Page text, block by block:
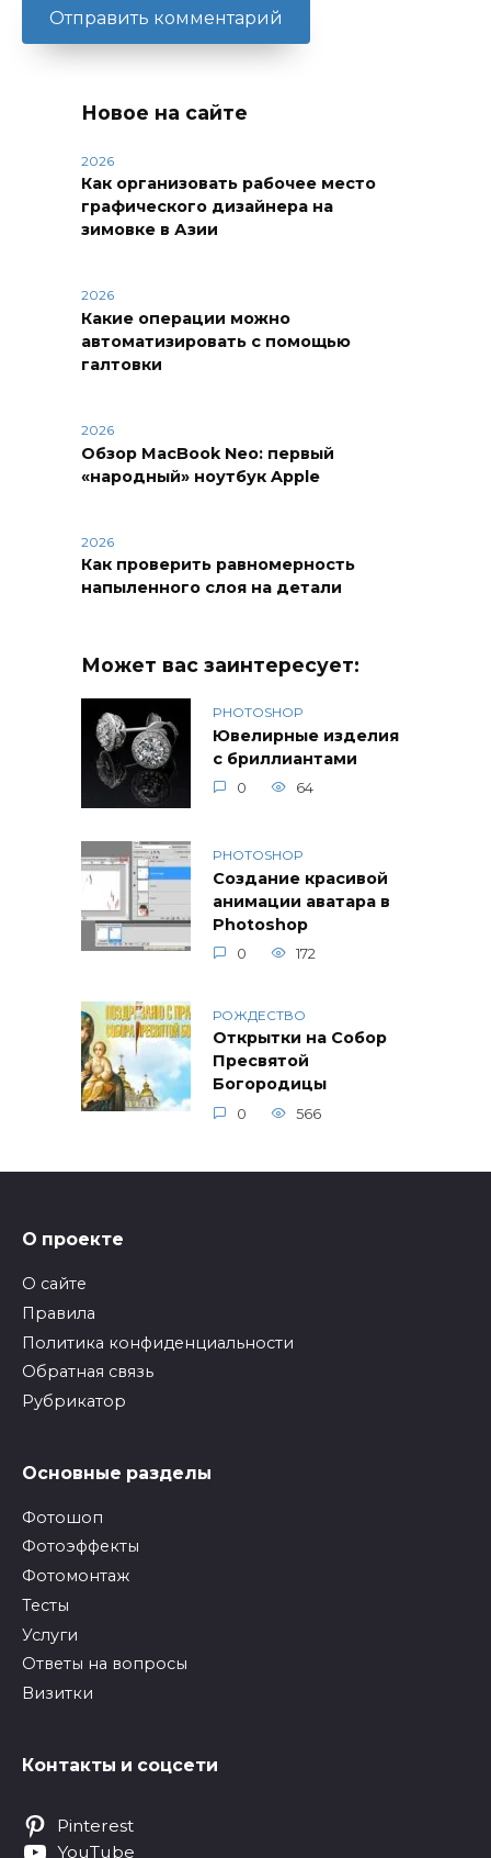
Новое на сайте
2026
Как организовать рабочее место
графического дизайнера на
зимовке в Азии
2026
Какие операции можно
автоматизировать с помощью
галтовки
2026
Обзор MacBook Neo: первый
«народный» ноутбук Apple
2026
Как проверить равномерность
напыленного слоя на детали
Может вас заинтересует:
PHOTOSHOP
Ювелирные изделия
с бриллиантами
0 64
PHOTOSHOP
Создание красивой
анимации аватара в
Photoshop
0 172
РОЖДЕСТВО
Открытки на Собор
Пресвятой
Богородицы
0 566
О проекте
О сайте
Правила
Политика конфиденциальности
Обратная связь
Рубрикатор
Основные разделы
Фотошоп
Фотоэффекты
Фотомонтаж
Тесты
Услуги
Ответы на вопросы
Визитки
Контакты и соцсети
Pinterest
YouTube